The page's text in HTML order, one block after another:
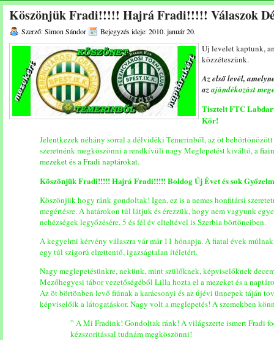
Köszönjük Fradi!!!!! Hajrá Fradi!!!!! Válaszok
Szerző: Simon Sándor Bejegyzés ideje: 2010. január 20.
Új levelet kaptunk,
közzéteszünk.
Az első levél,
azajándékozást
Tisztelt FTC
Kör!
Jelentkezek néhány sorral a délvidéki Temerinből, az öt
szeretnénk megköszönni a rendkívüli nagy Meglepetést kiváltó, a
mezeket és a Fradi naptárokat.
Köszönjük Fradi!!!!! Hajrá Fradi!!!!! Boldog Új Évet és sok
Köszönjük hogy ránk gondoltak! Igen, ez is a nemes honfitársi
megértésre. A határokon túl látjuk és érezzük, hogy nem vagyunk
nehézségek legyőzésére, 5 és fél év elteltével is Szerbia börtöneiben.
A kegyelmi kérvény válaszra vár már 11 hónapja. A fiatal évek
egy túl szigorú elrettentő, igazságtalan ítéletért.
Nagy meglepetésünkre, nekünk, mint szülőknek, képviselőknek
Mezőhegyesi tábor vezetőségéből Lilla hozta el a mezeket és a
Az öt börtönben levő fiúnak a karácsonyi és az újévi ünnepek táján
képviselőik a látogatáskor. Nagy volt a meglepetés! A szemekben
” A Mi Fradink! Gondoltak ránk! A világszerte ismert Fradi
kézszoritással tudnám megköszönni!